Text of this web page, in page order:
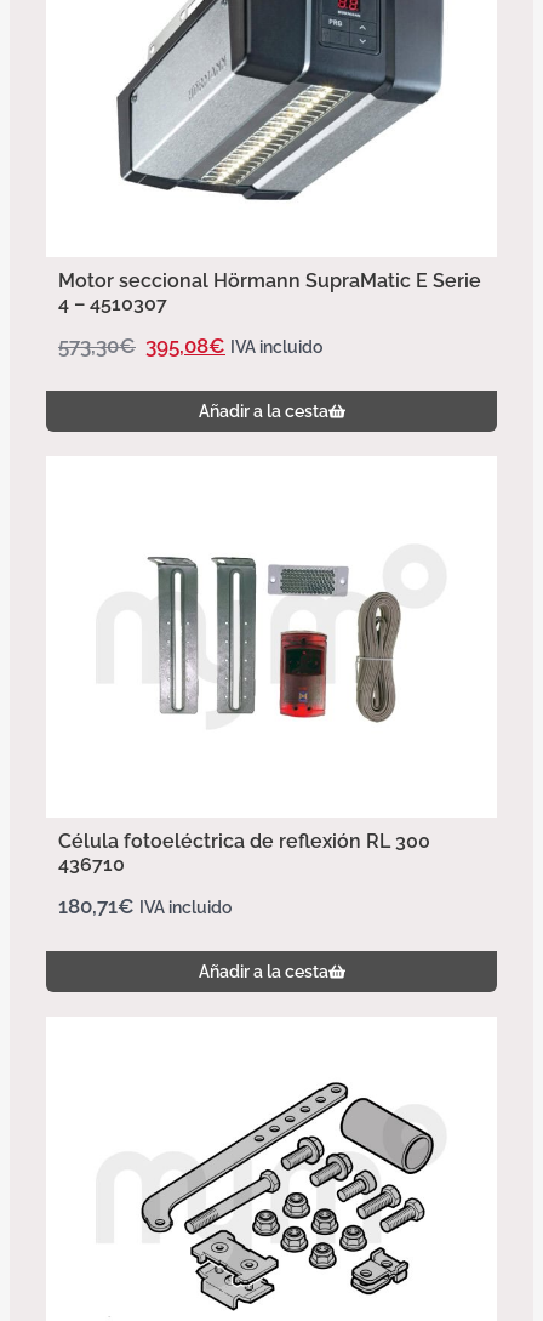
Motor seccional Hörmann SupraMatic E Serie
4 – 4510307
573,30€ 395,08€ IVA incluido
Añadir a la cesta
Célula fotoeléctrica de reflexión RL 300
436710
180,71€ IVA incluido
Añadir a la cesta